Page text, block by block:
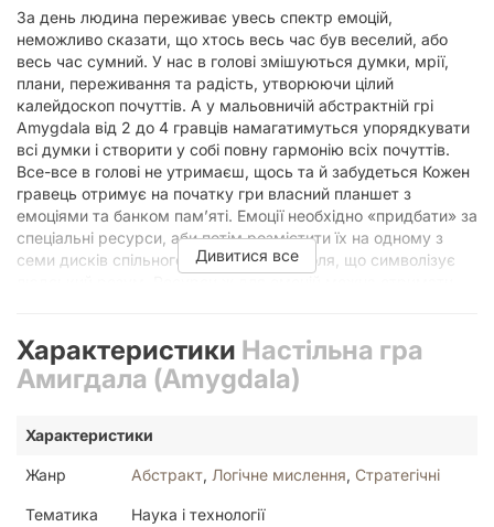
За день людина переживає увесь спектр емоцій,
неможливо сказати, що хтось весь час був веселий, або
весь час сумний. У нас в голові змішуються думки, мрії,
плани, переживання та радість, утворюючи цілий
калейдоскоп почуттів. А у мальовничій абстрактній грі
Amygdala від 2 до 4 гравців намагатимуться упорядкувати
всі думки і створити у собі повну гармонію всіх почуттів.
Все-все в голові не утримаєш, щось та й забудеться Кожен
гравець отримує на початку гри власний планшет з
емоціями та банком пам’яті. Емоції необхідно «придбати» за
спеціальні ресурси, аби потім розмістити їх на одному з
семи дисків спільного мальовничого поля, що символізує
всього 10 комірок, у кожній з яких може міститися лиш
один об’єкт. І якщо утримувати там один жетон ресурсу не
складно, або 10 монет одним жетоном лежать дуже зручно,
зберегти у пам’яті мрії (чим їх буде більше одночасно, аж
доведеться навіть жертвувати чимось іншим. Як зібрати
Дивитися все
Характеристики Настільна гра
Амигдала (Amygdala)
Характеристики
Жанр Абстракт, Логічне мислення, Стратегічні
Тематика Наука і технології